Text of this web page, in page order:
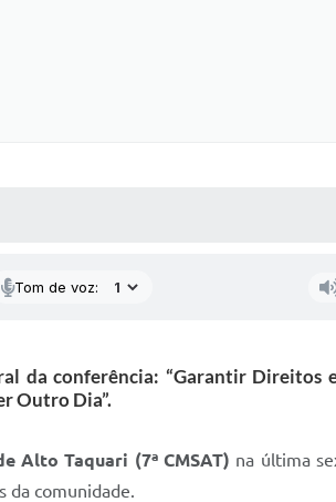
Tom de voz:
da conferência: “Garantir Direitos
Outro Dia”.
Alto Taquari (7ª CMSAT) na última
da comunidade.